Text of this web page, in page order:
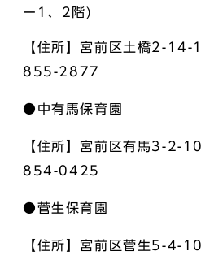
ー1、2階)
【住所】宮前区土橋2-
855-2877
●中有馬保育園
【住所】宮前区有馬3-2-
854-0425
●菅生保育園
【住所】宮前区菅生5-4-